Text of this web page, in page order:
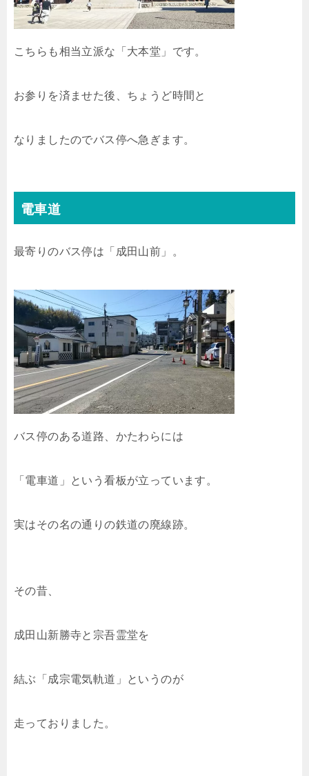
こちらも相当立派な「大本堂」です。
お参りを済ませた後、ちょうど時間と
なりましたのでバス停へ急ぎます。
電車道
最寄りのバス停は「成田山前」。
バス停のある道路、かたわらには
「電車道」という看板が立っています。
実はその名の通りの鉄道の廃線跡。
その昔、
成田山新勝寺と宗吾霊堂を
結ぶ「成宗電気軌道」というのが
走っておりました。